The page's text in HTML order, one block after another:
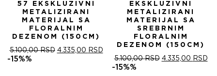
57 EKSKLUZIVNI
METALIZIRANI
MATERIJAL SA
FLORALNIM
DEZENOM (150CM)
5.100,00RSD ОРИГИНАЛНА
4.335,00 RSDТРЕНУТНА
ЦЕНА
-15%%
EKSKLUZIVNI
METALIZIRANI
MATERIJAL SA
SREBRNIM
FLORALNIM
DEZENOM (150CM)
5.100,00RSD ОРИГИНАЛНА
4.335,00 RSD
-15%%